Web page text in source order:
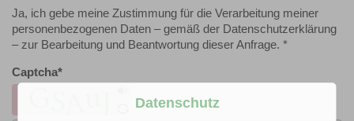
Ja, ich gebe meine Zustimmung für die Verarbeitung meiner
personenbezogenen Daten – gemäß der Datenschutzerklärung
– zur Bearbeitung und Beantwortung dieser Anfrage. *
Captcha*
Datenschutz